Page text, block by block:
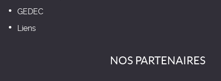
GEDEC
Liens
NOS PARTENAIRES